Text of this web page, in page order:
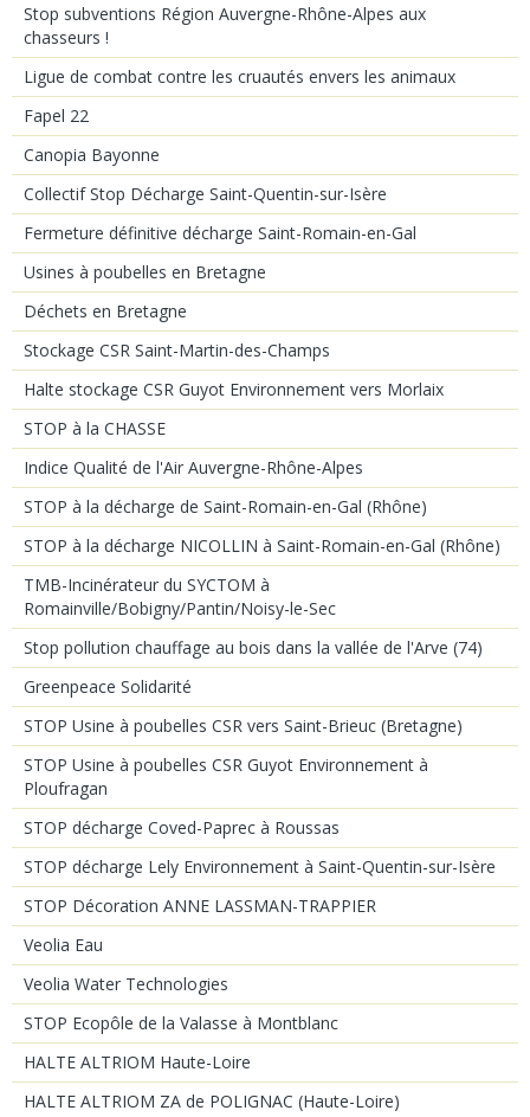
Stop subventions Région Auvergne-Rhône-Alpes aux
chasseurs !
Ligue de combat contre les cruautés envers les animaux
Fapel 22
Canopia Bayonne
Collectif Stop Décharge Saint-Quentin-sur-Isère
Fermeture définitive décharge Saint-Romain-en-Gal
Usines à poubelles en Bretagne
Déchets en Bretagne
Stockage CSR Saint-Martin-des-Champs
Halte stockage CSR Guyot Environnement vers Morlaix
STOP à la CHASSE
Indice Qualité de l'Air Auvergne-Rhône-Alpes
STOP à la décharge de Saint-Romain-en-Gal (Rhône)
STOP à la décharge NICOLLIN à Saint-Romain-en-Gal (Rhône)
TMB-Incinérateur du SYCTOM à
Romainville/Bobigny/Pantin/Noisy-le-Sec
Stop pollution chauffage au bois dans la vallée de l'Arve (74)
Greenpeace Solidarité
STOP Usine à poubelles CSR vers Saint-Brieuc (Bretagne)
STOP Usine à poubelles CSR Guyot Environnement à
Ploufragan
STOP décharge Coved-Paprec à Roussas
STOP décharge Lely Environnement à Saint-Quentin-sur-Isère
STOP Décoration ANNE LASSMAN-TRAPPIER
Veolia Eau
Veolia Water Technologies
STOP Ecopôle de la Valasse à Montblanc
HALTE ALTRIOM Haute-Loire
HALTE ALTRIOM ZA de POLIGNAC (Haute-Loire)